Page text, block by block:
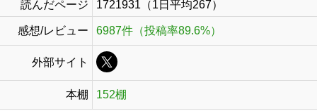
読んだページ
1721931（1日平均267）
感想/レビュー 6987件（投稿率89.6%）
外部サイト
本棚 152棚